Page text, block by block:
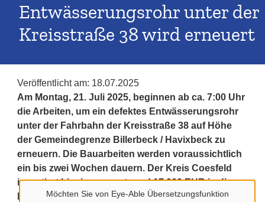
Möchten Sie von Eye-Able Übersetzungsfunktion
Entwässerungsrohr unter der
Kreisstraße 38 wird erneuert
Veröffentlicht am: 18.07.2025
Am Montag, 21. Juli 2025, beginnen ab ca. 7:00 Uhr
die Arbeiten, um ein defektes Entwässerungsrohr
unter der Fahrbahn der Kreisstraße 38 auf Höhe
der Gemeindegrenze Billerbeck / Havixbeck zu
erneuern. Die Bauarbeiten werden voraussichtlich
ein bis zwei Wochen dauern. Der Kreis Coesfeld
investiert hier insgesamt rund 17.000 EUR in die
Erhaltung der Infrastruktur.